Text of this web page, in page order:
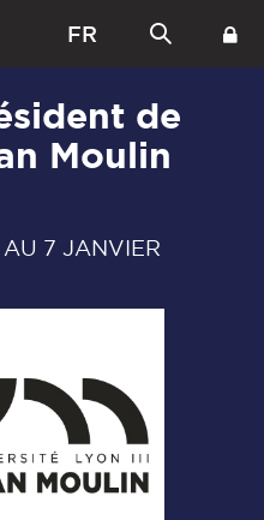
FR
de
Moulin
7 JANVIER